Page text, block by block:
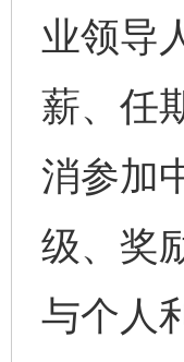
业领导
薪、任
消参加
级、奖
与个人